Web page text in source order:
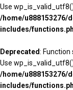
Use
/home/u888153276/
includes/
Deprecated:
Use
/home/u888153276/
includes/